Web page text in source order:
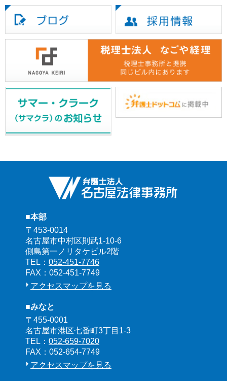
■本部
〒453-0014
名古屋市中村区則武1-10-6
側島第一ノリタケビル2階
TEL： 052-451-7746
FAX：052-451-7749
アクセスマップを見る
■みなと
〒455-0001
名古屋市港区七番町3丁目1-3
TEL： 052-659-7020
FAX：052-654-7749
アクセスマップを見る